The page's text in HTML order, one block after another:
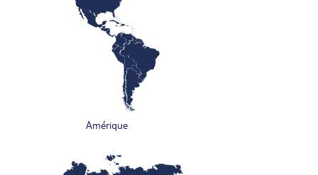
Amérique